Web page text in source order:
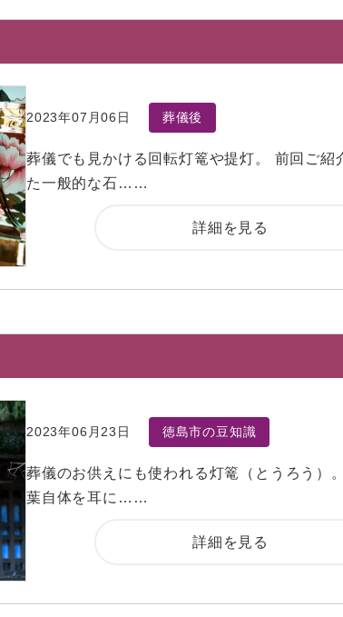
2023年07月06日 葬儀後
葬儀でも見かける回転灯篭や提灯。 前回ご紹
た一般的な石……
詳細を見る
2023年06月23日 徳島市の豆知識
葬儀のお供えにも使われる灯篭（とうろう）
葉自体を耳に……
詳細を見る